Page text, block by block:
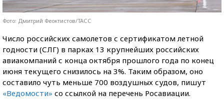
Фото: Дмитрий Феоктистов/ТАСС
Число российских самолетов с сертификатом летной
годности (СЛГ) в парках 13 крупнейших российских
авиакомпаний с конца октября прошлого года по конец
июня текущего снизилось на 3%. Таким образом, оно
составило чуть меньше 700 воздушных судов, пишут
«Ведомости» со ссылкой на перечень Росавиации.